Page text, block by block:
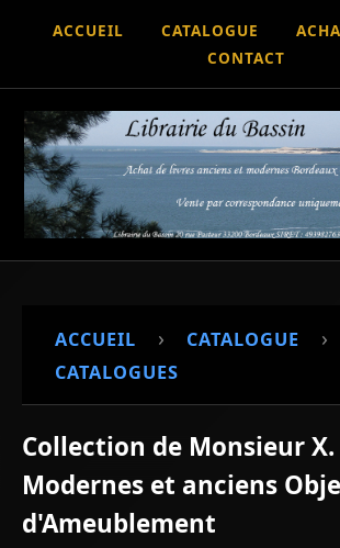
ACCUEIL CATALOGUE
CONTACT
ACCUEIL › CATALOGUE ›
CATALOGUES
Collection de Monsieur
Modernes et anciens
d'Ameublement